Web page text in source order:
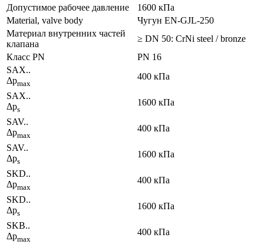
Допустимое рабочее давление
1600 кПа
Material, valve body
Чугун EN-GJL-250
Материал внутренних частeй
клапана
≥ DN 50: CrNi steel / bronze
Класс PN
PN 16
SAX..
Δpmax
400 кПа
SAX..
Δps
1600 кПа
SAV..
Δpmax
400 кПа
SAV..
Δps
1600 кПа
SKD..
Δpmax
400 кПа
SKD..
Δps
1600 кПа
SKB..
Δpmax
400 кПа